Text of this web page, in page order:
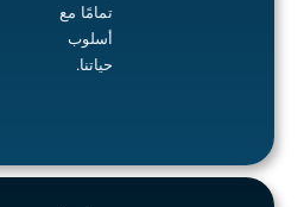
تمامًا مع
أسلوب
حياتنا.